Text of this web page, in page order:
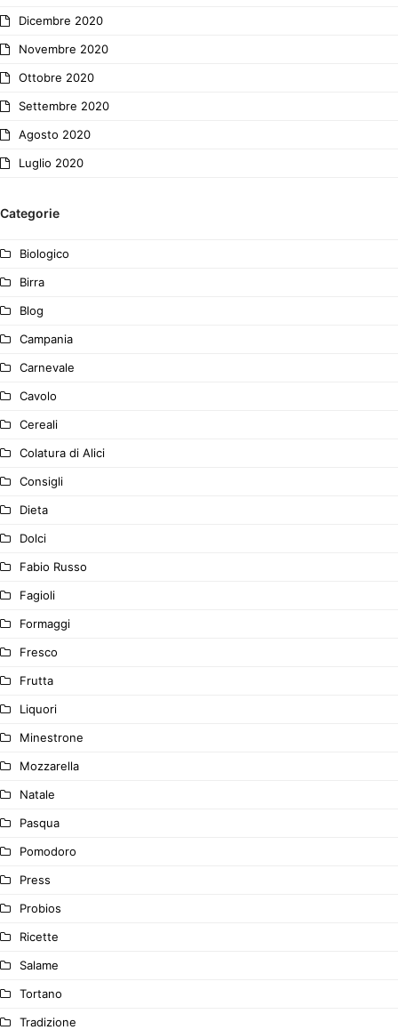
Dicembre 2020
Novembre 2020
Ottobre 2020
Settembre 2020
Agosto 2020
Luglio 2020
Categorie
Biologico
Birra
Blog
Campania
Carnevale
Cavolo
Cereali
Colatura di Alici
Consigli
Dieta
Dolci
Fabio Russo
Fagioli
Formaggi
Fresco
Frutta
Liquori
Minestrone
Mozzarella
Natale
Pasqua
Pomodoro
Press
Probios
Ricette
Salame
Tortano
Tradizione